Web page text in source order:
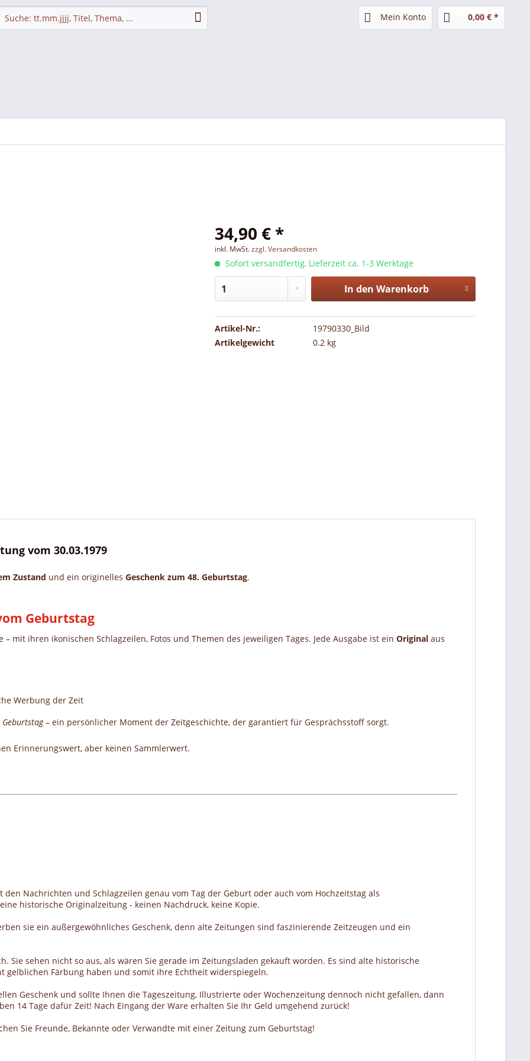
Mein Konto 0,00 € *
34,90 € *
inkl. MwSt.zzgl. Versandkosten
Sofort versandfertig, Lieferzeit ca. 1-3 Werktage
In den Warenkorb
Artikel-Nr.:
19790330_Bild
Artikelgewicht
0.2 kg
vom 30.03.1979
Zustand und ein originelles Geschenk zum 48. Geburtstag.
Geburtstag
mit ihren ikonischen Schlagzeilen, Fotos und Themen des jeweiligen Tages. Jede Ausgabe ist ein Original aus
Werbung der Zeit
– ein persönlicher Moment der Zeitgeschichte, der garantiert für Gesprächsstoff sorgt.
Erinnerungswert, aber keinen Sammlerwert.
Nachrichten und Schlagzeilen genau vom Tag der Geburt oder auch vom Hochzeitstag als
historische Originalzeitung - keinen Nachdruck, keine Kopie.
sie ein außergewöhnliches Geschenk, denn alte Zeitungen sind faszinierende Zeitzeugen und ein
Sie sehen nicht so aus, als wären Sie gerade im Zeitungsladen gekauft worden. Es sind alte historische
gelblichen Färbung haben und somit ihre Echtheit widerspiegeln.
Geschenk und sollte Ihnen die Tageszeitung, Illustrierte oder Wochenzeitung dennoch nicht gefallen, dann
14 Tage dafür Zeit! Nach Eingang der Ware erhalten Sie Ihr Geld umgehend zurück!
Sie Freunde, Bekannte oder Verwandte mit einer Zeitung zum Geburtstag!